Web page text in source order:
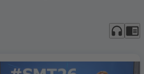
headphones chrome_reader_mode